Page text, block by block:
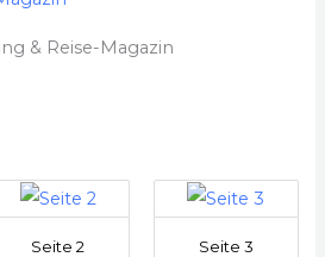
& Reise-Magazin
Seite 2 Seite 3